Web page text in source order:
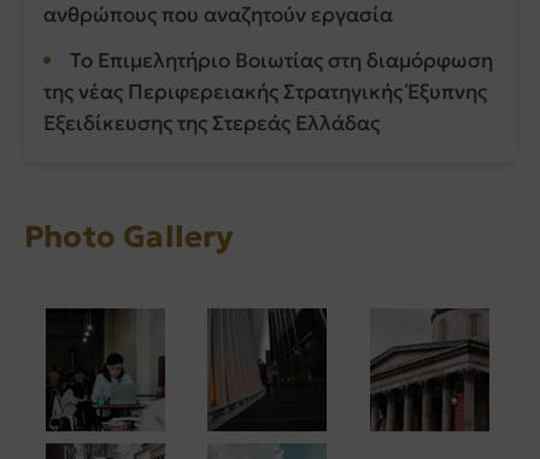
ανθρώπους που αναζητούν εργασία
Το Επιμελητήριο Βοιωτίας στη διαμόρφωση
της νέας Περιφερειακής Στρατηγικής Έξυπνης
Εξειδίκευσης της Στερεάς Ελλάδας
Photo Gallery